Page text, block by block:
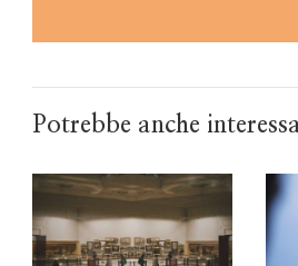
Potrebbe anche